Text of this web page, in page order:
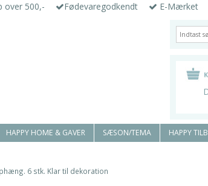
over 500,- Fødevaregodkendt E-Mærket
HAPPY HOME & GAVER SÆSON/TEMA HAPPY
6 stk. Klar til dekoration